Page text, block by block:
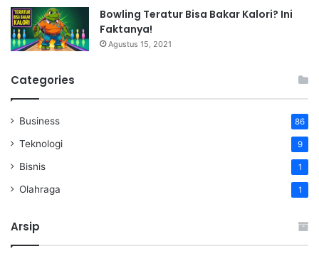
Bowling Teratur Bisa Bakar Kalori? Ini
Faktanya!
Agustus 15, 2021
Categories
Business 86
Teknologi 9
Bisnis 1
Olahraga 1
Arsip